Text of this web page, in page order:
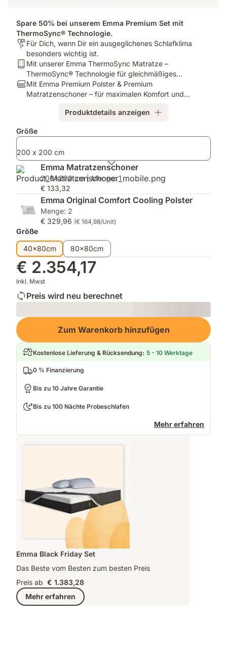
Spare 50% bei unserem Emma Premium Set mit
ThermoSync® Technologie.
Für
wen
ist
bestimmt?:
ein
Schlafklima
besonders
wichtig
Für Dich, wenn Dir ein ausgeglichenes Schlafklima
besonders wichtig ist.
Bundle
Mattress:
Matratze
ThermoSync®
Technologie
für
gleichmäßiges
Schlafklima
die
ganze
Mit unserer Emma ThermoSync Matratze –
ThermoSync® Technologie für gleichmäßiges
Schlafklima die ganze Nacht.
Bundle
Premium
&
Premium
Matratzenschoner
für
maximalen
Komfort
Schutz.
Mit Emma Premium Polster & Premium
Matratzenschoner – für maximalen Komfort und
Produktdetails anzeigen
Zusatzprodukte
Größe
200 x 200 cm
Emma Matratzenschoner
200x200 cm | Menge: 1
€ 133,32
Emma Original Comfort Cooling Polster
Menge: 2
€ 329,96 (€ 164,98/Unit)
Größe
40x80cm
80x80cm
€ 2.354,17
Inkl. Mwst
Preis wird neu berechnet
Loading
Zum Warenkorb hinzufügen
Kostenlose Lieferung & Rücksendung: 5 - 10 Werktage
0 % Finanzierung
Bis zu 10 Jahre Garantie
Bis zu 100 Nächte Probeschlafen
Mehr erfahren
Emma Black Friday Set
Das Beste vom Besten zum besten Preis
Preis ab € 1.383,28
Mehr erfahren